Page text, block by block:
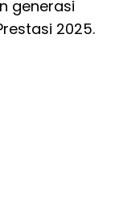
generasi
2025.